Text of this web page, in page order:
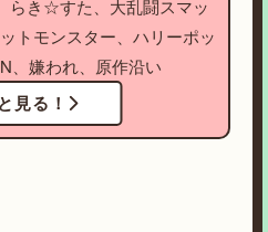
らき☆すた、大乱闘スマッ
トモンスター、ハリーポッ
、嫌われ、原作沿い
見る！